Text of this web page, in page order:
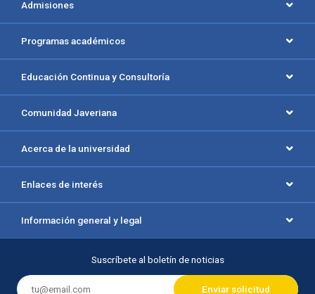
Admisiones
Programas académicos
Educación Continua y Consultoría
Comunidad Javeriana
Acerca de la universidad
Enlaces de interés
Información general y legal
Suscríbete al boletín de noticias